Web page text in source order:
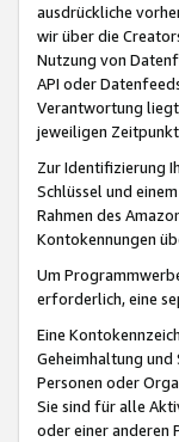
ausdrückliche
wir über die
Nutzung von
API oder
Verantwortung
jeweiligen
Zur Identifizierung
Schlüssel und
Rahmen des
Kontokennungen
Um
erforderlich, eine
Eine
Geheimhaltung
Personen oder
Sie sind für alle
oder einer anderen